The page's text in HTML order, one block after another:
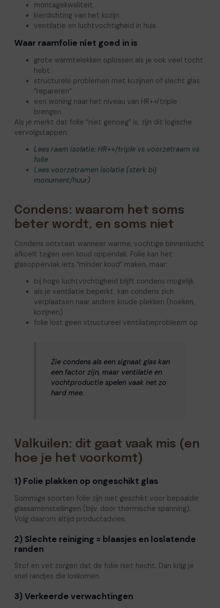
montagekwaliteit
kierdichting van het kozijn
ventilatie en luchtvochtigheid in huis
Waar raamfolie níet goed in is
grote warmtelekken oplossen als je ook veel tocht
hebt
structurele problemen met kozijnen of slecht glas
“repareren”
een woning naar het niveau van HR++/triple
brengen
Als je merkt dat folie “niet genoeg” is, zijn dit logische
vervolgstappen:
Lees raam isolatie: HR++/triple vs voorzetraam vs
folie
Lees voorzetramen isolatie (sterk bij
monument/huur)
Condens: waarom het soms
beter wordt, en soms niet
Condens ontstaat wanneer warme, vochtige binnenlucht
afkoelt tegen een koud oppervlak. Folie kan het
glasoppervlak iets “minder koud” maken, maar:
bij hoge luchtvochtigheid blijft condens mogelijk
als je ventilatie beperkt, kan condens zich
verplaatsen naar andere koude plekken (hoeken,
kozijnen)
folie lost geen structureel ventilatieprobleem op
Zie condens als een signaal: glas kan
een factor zijn, maar ventilatie en
vochtproductie spelen vaak net zo
hard mee.
Valkuilen: dit gaat vaak mis (en
hoe je het voorkomt)
1) Folie plakken op ongeschikt glas
Sommige soorten folie zijn niet geschikt voor bepaalde
glassamenstellingen (bijv. door thermische spanning).
Volg daarom altijd productadvies.
2) Slechte reiniging = blaasjes en loslatende
randen
Stof en vet zorgen dat de folie niet hecht. Dan krijg je
snel randjes die loskomen.
3) Verkeerde verwachtingen